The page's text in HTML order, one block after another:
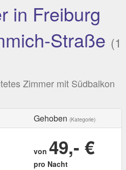
in Freiburg
Straße (1
Zimmer mit Südbalkon
Gehoben (Kategorie)
von 49,- €
pro Nacht